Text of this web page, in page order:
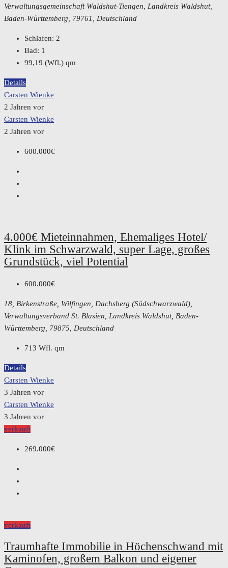
Verwaltungsgemeinschaft Waldshut-Tiengen, Landkreis Waldshut,
Baden-Württemberg, 79761, Deutschland
Schlafen: 2
Bad: 1
99,19 (Wfl.) qm
Details
Carsten Wienke
2 Jahren vor
Carsten Wienke
2 Jahren vor
600.000€
4.000€ Mieteinnahmen, Ehemaliges Hotel/
Klink im Schwarzwald, super Lage, großes
Grundstück, viel Potential
600.000€
18, Birkenstraße, Wilfingen, Dachsberg (Südschwarzwald),
Verwaltungsverband St. Blasien, Landkreis Waldshut, Baden-
Württemberg, 79875, Deutschland
713 Wfl. qm
Details
Carsten Wienke
3 Jahren vor
Carsten Wienke
3 Jahren vor
verkauft
269.000€
verkauft
Traumhafte Immobilie in Höchenschwand mit
Kaminofen, großem Balkon und eigener